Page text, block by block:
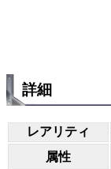
詳細
レアリティ
属性